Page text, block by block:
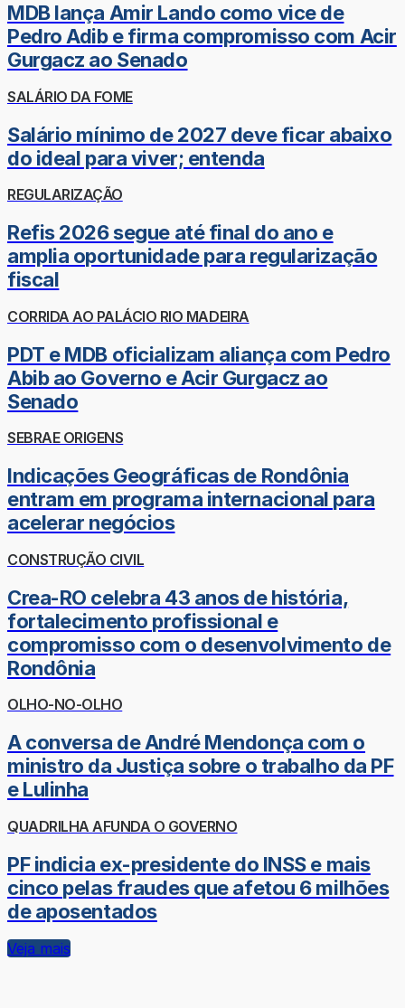
MDB lança Amir Lando como vice de
Pedro Adib e firma compromisso com Acir
Gurgacz ao Senado
SALÁRIO DA FOME
Salário mínimo de 2027 deve ficar abaixo
do ideal para viver; entenda
REGULARIZAÇÃO
Refis 2026 segue até final do ano e
amplia oportunidade para regularização
fiscal
CORRIDA AO PALÁCIO RIO MADEIRA
PDT e MDB oficializam aliança com Pedro
Abib ao Governo e Acir Gurgacz ao
Senado
SEBRAE ORIGENS
Indicações Geográficas de Rondônia
entram em programa internacional para
acelerar negócios
CONSTRUÇÃO CIVIL
Crea-RO celebra 43 anos de história,
fortalecimento profissional e
compromisso com o desenvolvimento de
Rondônia
OLHO-NO-OLHO
A conversa de André Mendonça com o
ministro da Justiça sobre o trabalho da PF
e Lulinha
QUADRILHA AFUNDA O GOVERNO
PF indicia ex-presidente do INSS e mais
cinco pelas fraudes que afetou 6 milhões
de aposentados
Veja mais